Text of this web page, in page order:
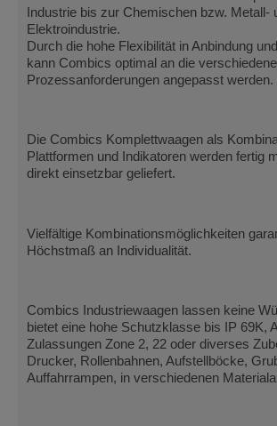
Industrie bis zur Chemischen bzw. Metall-
Elektroindustrie.
Durch die hohe Flexibilität in Anbindung
kann Combics optimal an die
Prozessanforderungen angepasst werden.
Die Combics Komplettwaagen als
Plattformen und Indikatoren werden fertig
direkt einsetzbar geliefert.
Vielfältige Kombinationsmöglichkeiten
Höchstmaß an Individualität.
Combics Industriewaagen lassen keine
bietet eine hohe Schutzklasse bis IP 69K,
Zulassungen Zone 2, 22 oder diverses
Drucker, Rollenbahnen, Aufstellböcke,
Auffahrrampen, in verschiedenen